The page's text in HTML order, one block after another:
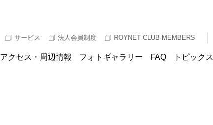
サービス 法人会員制度 ROYNET CLUB MEMBERS
アクセス・周辺情報 フォトギャラリー FAQ トピックス